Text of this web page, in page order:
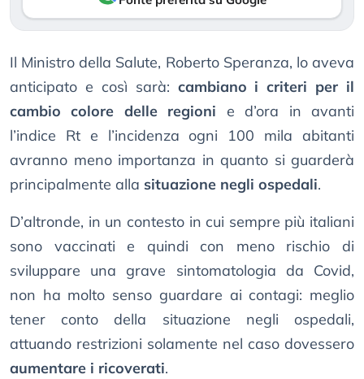
Il Ministro della Salute, Roberto Speranza, lo aveva
anticipato e così sarà: cambiano i criteri per il
cambio colore delle regioni e d’ora in avanti
l’indice Rt e l’incidenza ogni 100 mila abitanti
avranno meno importanza in quanto si guarderà
principalmente alla situazione negli ospedali.
D’altronde, in un contesto in cui sempre più italiani
sono vaccinati e quindi con meno rischio di
sviluppare una grave sintomatologia da Covid,
non ha molto senso guardare ai contagi: meglio
tener conto della situazione negli ospedali,
attuando restrizioni solamente nel caso dovessero
aumentare i ricoverati.